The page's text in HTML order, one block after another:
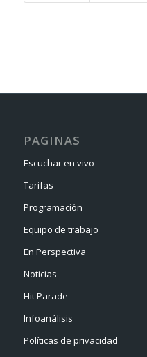
PAGINAS
Escuchar en vivo
Tarifas
Programación
Equipo de trabajo
En Perspectiva
Noticias
Hit Parade
Infoanálisis
Políticas de privacidad